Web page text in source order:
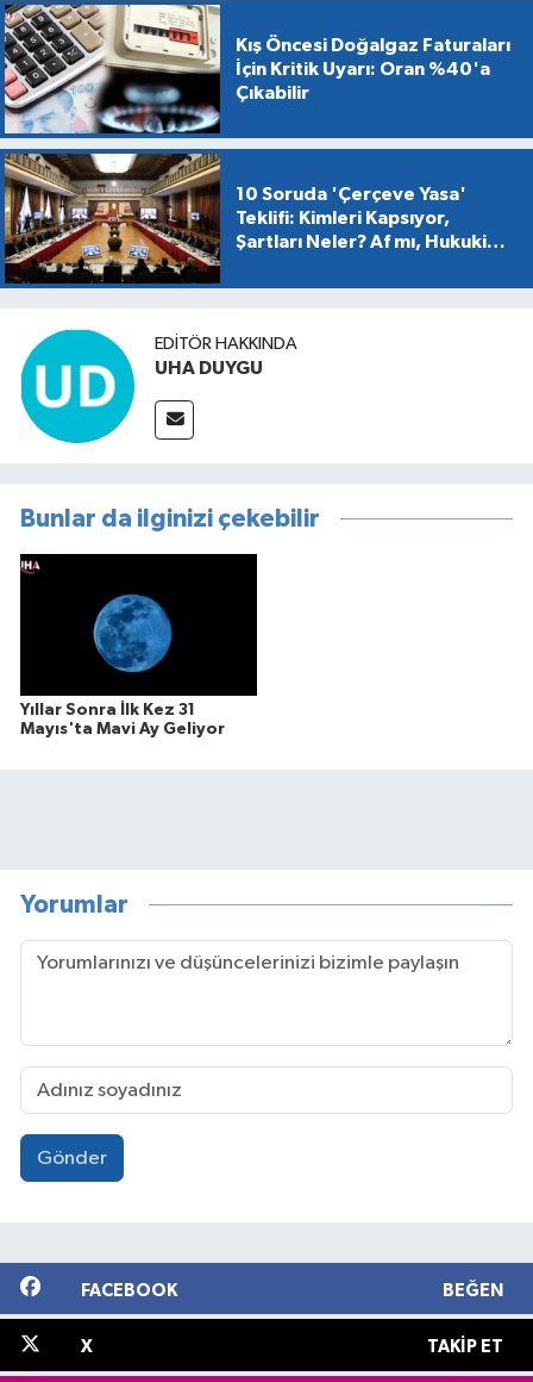
Kış Öncesi Doğalgaz Faturaları
İçin Kritik Uyarı: Oran %40'a
Çıkabilir
10 Soruda 'Çerçeve Yasa'
Teklifi: Kimleri Kapsıyor,
Şartları Neler? Af mı, Hukuki
EDITÖR HAKKINDA
UHA DUYGU
Bunlar da ilginizi çekebilir
Yıllar Sonra İlk Kez 31
Mayıs'ta Mavi Ay Geliyor
Yorumlar
Gönder
FACEBOOK BEĞEN
X TAKIP ET